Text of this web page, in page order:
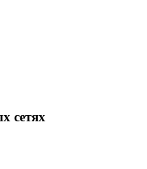
сетях